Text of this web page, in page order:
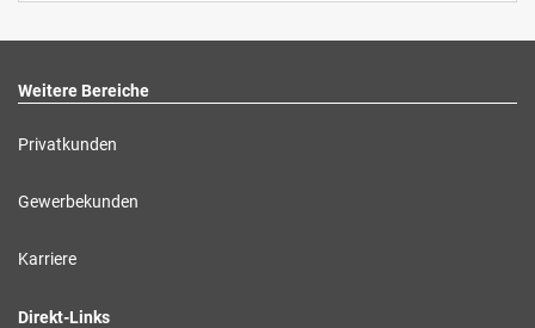
Weitere Bereiche
Privatkunden
Gewerbekunden
Karriere
Direkt-Links